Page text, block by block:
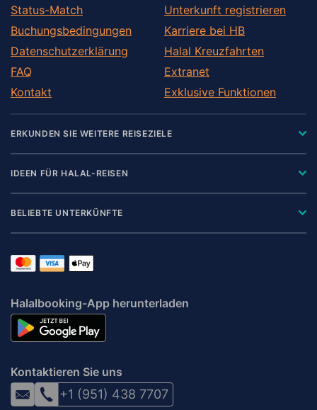
Status-Match
Buchungsbedingungen
Datenschutzerklärung
FAQ
Kontakt
Unterkunft registrieren
Karriere bei HB
Halal Kreuzfahrten
Extranet
Exklusive Funktionen
ERKUNDEN SIE WEITERE REISEZIELE
IDEEN FÜR HALAL-REISEN
BELIEBTE UNTERKÜNFTE
Halalbooking-App herunterladen
Kontaktieren Sie uns
+1 (951) 438 7707